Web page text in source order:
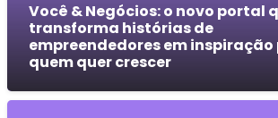
Você & Negócios: o novo portal
transforma histórias de
empreendedores em inspiração
quem quer crescer